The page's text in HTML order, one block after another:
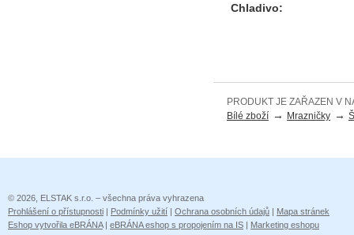
Chladivo:
PRODUKT JE ZAŘAZEN V
Bílé zboží → Mrazničky →
© 2026, ELSTAK s.r.o. – všechna práva vyhrazena
Prohlášení o přístupnosti | Podmínky užití | Ochrana osobních údajů | Mapa stránek
Eshop vytvořila eBRÁNA| eBRÁNA eshop s propojením na IS | Marketing eshopu